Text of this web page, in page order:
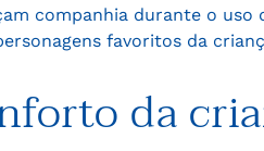
companhia durante o uso
favoritos da
da